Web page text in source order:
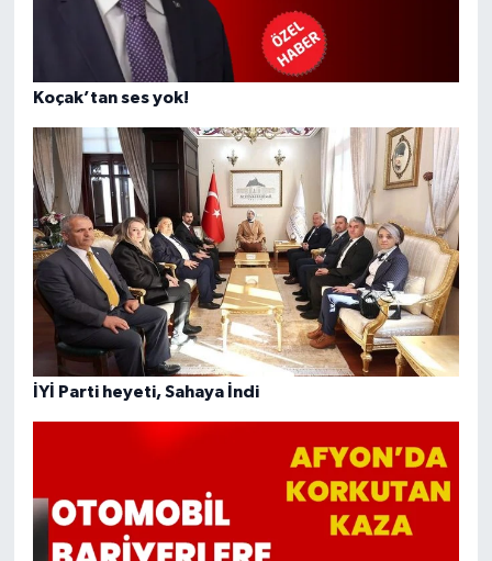
Koçak’tan ses yok!
İYİ Parti heyeti, Sahaya İndi